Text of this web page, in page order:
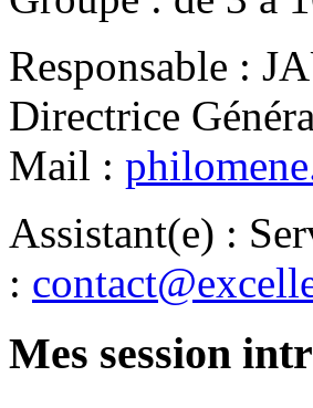
Responsable :
Directrice
Mail :
Assistant(e) :
:
Mes session